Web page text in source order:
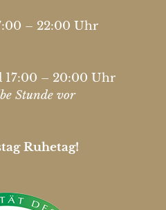
– 22:00 Uhr
17:00 – 20:00 Uhr
Stunde vor
Ruhetag!